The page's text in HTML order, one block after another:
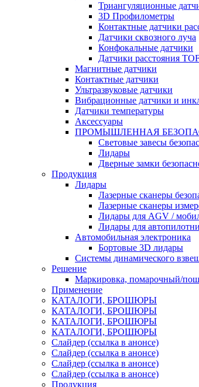
Триангуляционные
3D Профилометры
Контактные датчики
Датчики сквозного луча
Конфокальные датчики
Датчики расстояния
Магнитные датчики
Контактные датчики
Ультразвуковые датчики
Вибрационные датчики и
Датчики температуры
Аксессуары
ПРОМЫШЛЕННАЯ
Световые завесы
Лидары
Дверные замки
Продукция
Лидары
Лазерные сканеры
Лазерные сканеры
Лидары для AGV /
Лидары для
Автомобильная электроника
Бортовые 3D лидары
Системы динамического
Решение
Маркировка, помарочный/
Применение
КАТАЛОГИ, БРОШЮРЫ
КАТАЛОГИ, БРОШЮРЫ
КАТАЛОГИ, БРОШЮРЫ
КАТАЛОГИ, БРОШЮРЫ
Слайдер (ссылка в анонсе)
Слайдер (ссылка в анонсе)
Слайдер (ссылка в анонсе)
Слайдер (ссылка в анонсе)
Продукция